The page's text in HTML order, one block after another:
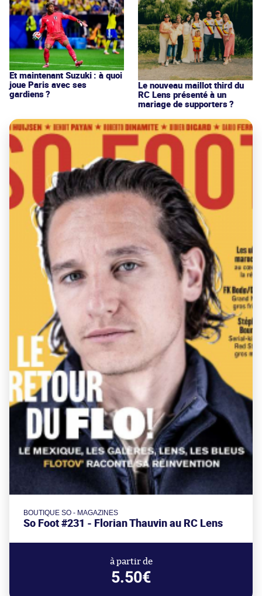
Et maintenant Suzuki : à quoi
joue Paris avec ses
gardiens ?
Le nouveau maillot third du
RC Lens présenté à un
mariage de supporters ?
BOUTIQUE SO - MAGAZINES
So Foot #231 - Florian Thauvin au RC Lens
à partir de
5.50€